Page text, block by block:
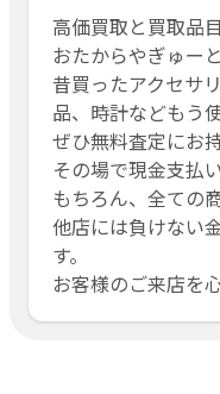
高価買取と買取品
おたからやぎゅー
昔買ったアクセサ
品、時計などもう
ぜひ無料査定にお
その場で現金支払
もちろん、全ての
他店には負けない
す。
お客様のご来店を